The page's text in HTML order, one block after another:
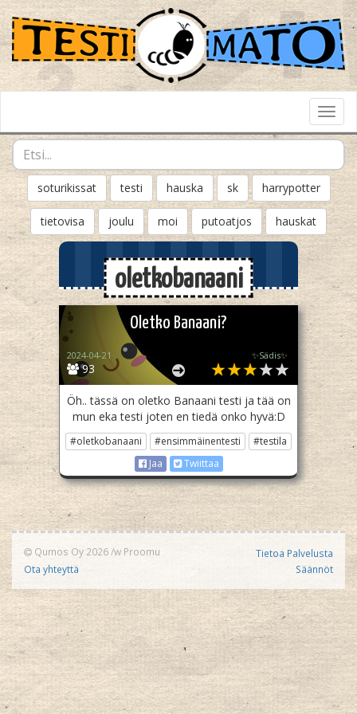
soturikissat testi hauska sk harrypotter
tietovisa joulu moi putoatjos hauskat
oletkobanaani
Oletko Banaani?
93
2024-04-21 ✨️Sädis✨️
Öh.. tässä on oletko Banaani testi ja tää on
mun eka testi joten en tiedä onko hyvä:D
#oletkobanaani #ensimmäinentesti
#testila
Jaa
Twiittaa
Qumos Oy 2026/w Proomu
Ota yhteyttä
Tietoa Palvelusta
Säännöt